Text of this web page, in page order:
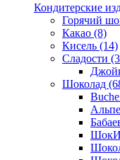
Кондитерские
Горячий
Какао (8)
Кисель (14)
Сладости
Шоколад